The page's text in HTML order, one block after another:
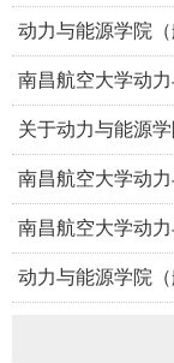
转专业拟录取名
动力与能源学院
申请考核制博士
南昌航空大学动
关于 2026年上半
关于动力与能源
通本科学生转专
南昌航空大学动
院)2026年博士研
南昌航空大学动
关于 2025-2026
动力与能源学院
剂考生复试成绩